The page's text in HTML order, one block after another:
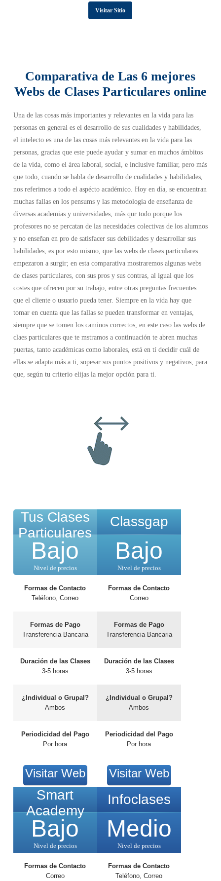
Visitar Sitio
Comparativa de Las 6 mejores
Webs de Clases Particulares online
Una de las cosas más importantes y relevantes en la vida para las
personas en general es el desarrollo de sus cualidades y habilidades,
el intelecto es una de las cosas más relevantes en la vida para las
personas, gracias que este puede ayudar y sumar en muchos ámbitos
de la vida, como el área laboral, social, e inclusive familiar, pero más
que todo, cuando se habla de desarrollo de cualidades y habilidades,
nos referimos a todo el aspécto académico. Hoy en día, se encuentran
muchas fallas en los pensums y las metodología de enseñanza de
diversas academias y universidades, más qur todo porque los
profesores no se percatan de las necesidades colectivas de los alumnos
y no enseñan en pro de satisfacer sus debilidades y desarrollar sus
habilidades, es por esto mismo, que las webs de clases particulares
empezaron a surgir; en esta comparativa mostraremos algunas webs
de clases particulares, con sus pros y sus contras, al igual que los
costes que ofrecen por su trabajo, entre otras preguntas frecuentes
que el cliente o usuario pueda tener. Siempre en la vida hay que
tomar en cuenta que las fallas se pueden transformar en ventajas,
siempre que se tomen los caminos correctos, en este caso las webs de
claes particulares que te mstramos a continuación te abren muchas
puertas, tanto académicas como laborales, está en tí decidir cuál de
ellas se adapta más a ti, sopesar sus puntos positivos y negativos, para
que, según tu criterio elijas la mejor opción para ti.
Tus Clases
Particulares
Bajo
Nivel de precios
Formas de Contacto
Teléfono, Correo
Formas de Pago
Transferencia Bancaria
Duración de las Clases
3-5 horas
¿Individual o Grupal?
Ambos
Periodicidad del Pago
Por hora
Visitar Web
Classgap
Bajo
Nivel de precios
Formas de Contacto
Correo
Formas de Pago
Transferencia Bancaria
Duración de las Clases
3-5 horas
¿Individual o Grupal?
Ambos
Periodicidad del Pago
Por hora
Visitar Web
Smart
Academy
Bajo
Nivel de precios
Formas de Contacto
Correo
Infoclases
Medio
Nivel de precios
Formas de Contacto
Teléfono, Correo